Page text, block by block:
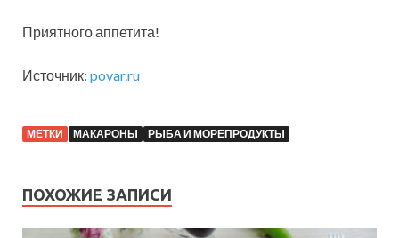
Приятного аппетита!
Источник: povar.ru
МЕТКИ МАКАРОНЫ РЫБА И МОРЕПРОДУКТЫ
ПОХОЖИЕ ЗАПИСИ